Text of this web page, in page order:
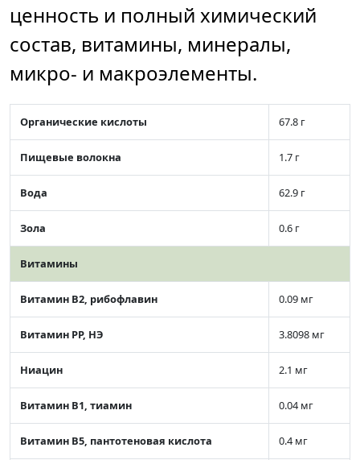
ценность и полный химический
состав, витамины, минералы,
микро- и макроэлементы.
Органические кислоты 67.8 г
Пищевые волокна 1.7 г
Вода 62.9 г
Зола 0.6 г
Витамины
Витамин В2, рибофлавин 0.09 мг
Витамин РР, НЭ 3.8098 мг
Ниацин 2.1 мг
Витамин В1, тиамин 0.04 мг
Витамин В5, пантотеновая кислота 0.4 мг